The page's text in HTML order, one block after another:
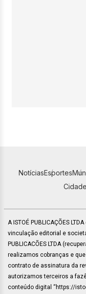
NotíciasEsportes
A ISTOÉ PUBLICAÇÕES
vinculação editorial e
PUBLICACÕES LTDA
realizamos cobranças e
contrato de assinatura da
autorizamos terceiros a
conteúdo digital “https://